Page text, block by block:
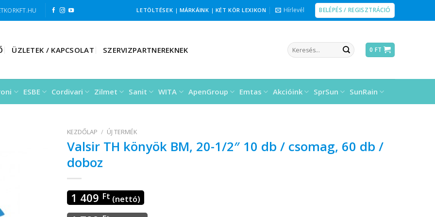
LETÖLTÉSEK | MÁRKÁINK | KÉT KÖR LEXIKON Hírlevél BELÉPÉS / REGISZTRÁCIÓ
ÜZLETEK / KAPCSOLAT SZERVIZPARTNEREKNEK
Keresés
a
0 FT
ESBE Cordivari Zilmet Sanit WITA ApenGroup Emtas Akcióink SprSun SunRain
KEZDŐLAP / ÚJ TERMÉK
Valsir TH könyök BM, 20-1/2″ 10 db / csomag, 60 db /
doboz
1 409 Ft (nettó)